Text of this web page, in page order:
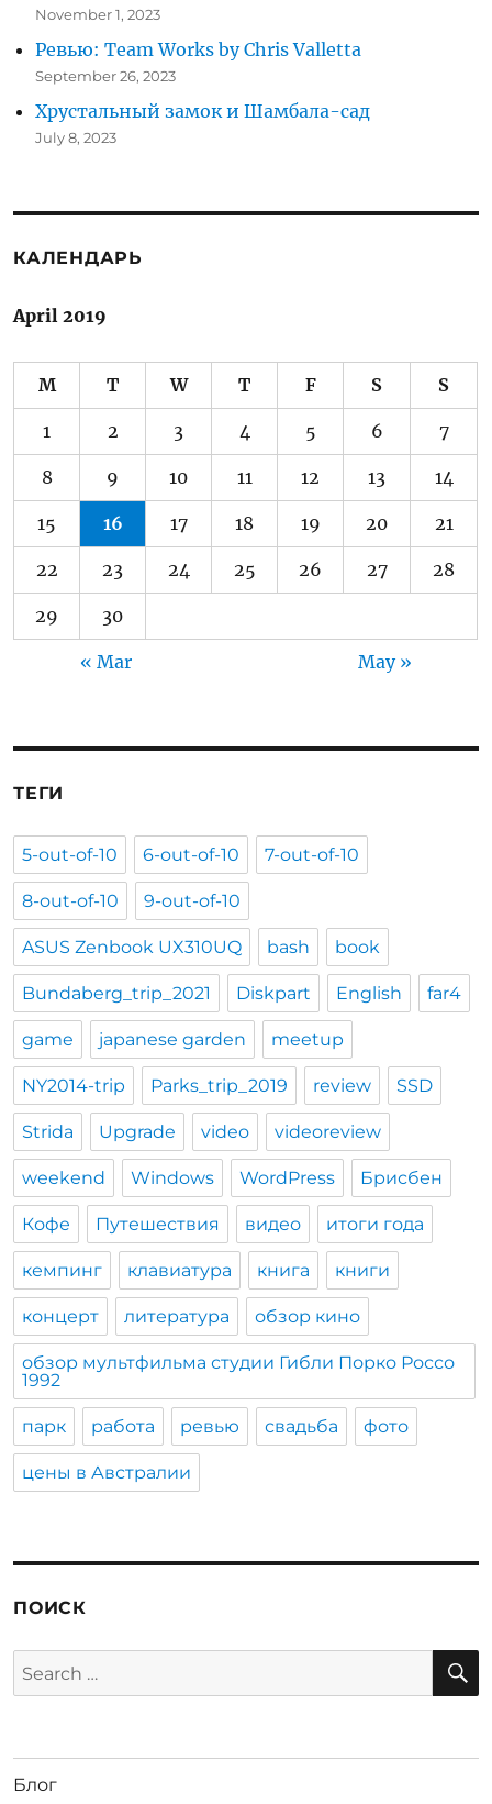
November 1, 2023
Ревью: Team Works by Chris Valletta
September 26, 2023
Хрустальный замок и Шамбала-сад
July 8, 2023
КАЛЕНДАРЬ
April 2019
M T W T F S S
1 2 3 4 5 6 7
8 9 10 11 12 13 14
15 16 17 18 19 20 21
22 23 24 25 26 27 28
29 30
« Mar May »
ТЕГИ
5-out-of-10 6-out-of-10 7-out-of-10
8-out-of-10 9-out-of-10
ASUS Zenbook UX310UQ bash book
Bundaberg_trip_2021 Diskpart English far4
game japanese garden meetup
NY2014-trip Parks_trip_2019 review SSD
Strida Upgrade video videoreview
weekend Windows WordPress Брисбен
Кофе Путешествия видео итоги года
кемпинг клавиатура книга книги
концерт литература обзор кино
обзор мультфильма студии Гибли Порко Россо
1992
парк работа ревью свадьба фото
цены в Австралии
ПОИСК
Search
for:
Блог